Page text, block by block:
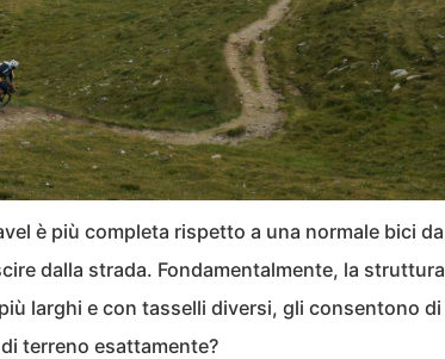
è più completa rispetto a una normale bici da
dalla strada. Fondamentalmente, la struttura
larghi e con tasselli diversi, gli consentono di
terreno esattamente?